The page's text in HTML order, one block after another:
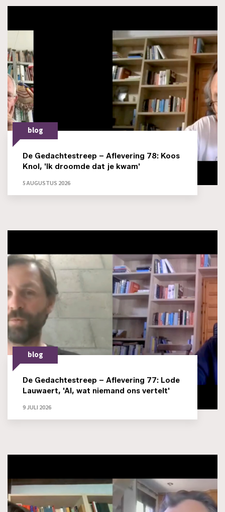
blog
De Gedachtestreep – Aflevering 78: Koos
Knol, 'Ik droomde dat je kwam'
5 AUGUSTUS 2026
blog
De Gedachtestreep – Aflevering 77: Lode
Lauwaert, 'AI, wat niemand ons vertelt'
9 JULI 2026